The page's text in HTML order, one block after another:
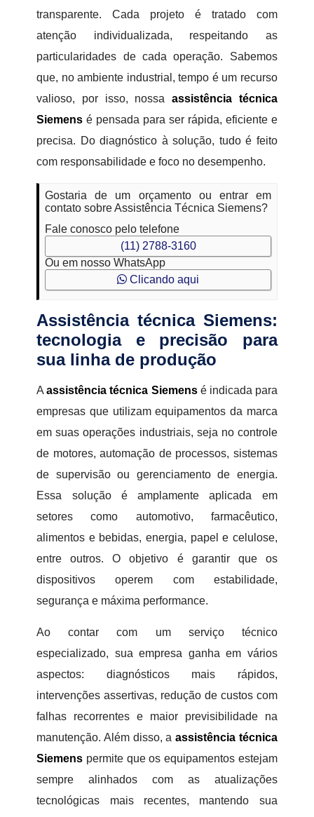
transparente. Cada projeto é tratado com
atenção individualizada, respeitando as
particularidades de cada operação. Sabemos
que, no ambiente industrial, tempo é um recurso
valioso, por isso, nossa assistência técnica
Siemens é pensada para ser rápida, eficiente e
precisa. Do diagnóstico à solução, tudo é feito
com responsabilidade e foco no desempenho.
Gostaria de um orçamento ou entrar em
contato sobre Assistência Técnica Siemens?
Fale conosco pelo telefone
(11) 2788-3160
Ou em nosso WhatsApp
Clicando aqui
Assistência técnica Siemens:
tecnologia e precisão para
sua linha de produção
Aassistência técnica Siemensé indicada para
empresas que utilizam equipamentos da marca
em suas operações industriais, seja no controle
de motores, automação de processos, sistemas
de supervisão ou gerenciamento de energia.
Essa solução é amplamente aplicada em
setores como automotivo, farmacêutico,
alimentos e bebidas, energia, papel e celulose,
entre outros. O objetivo é garantir que os
dispositivos operem com estabilidade,
segurança e máxima performance.
Ao contar com um serviço técnico
especializado, sua empresa ganha em vários
aspectos: diagnósticos mais rápidos,
intervenções assertivas, redução de custos com
falhas recorrentes e maior previsibilidade na
manutenção. Além disso, a assistência técnica
Siemens permite que os equipamentos estejam
sempre alinhados com as atualizações
tecnológicas mais recentes, mantendo sua